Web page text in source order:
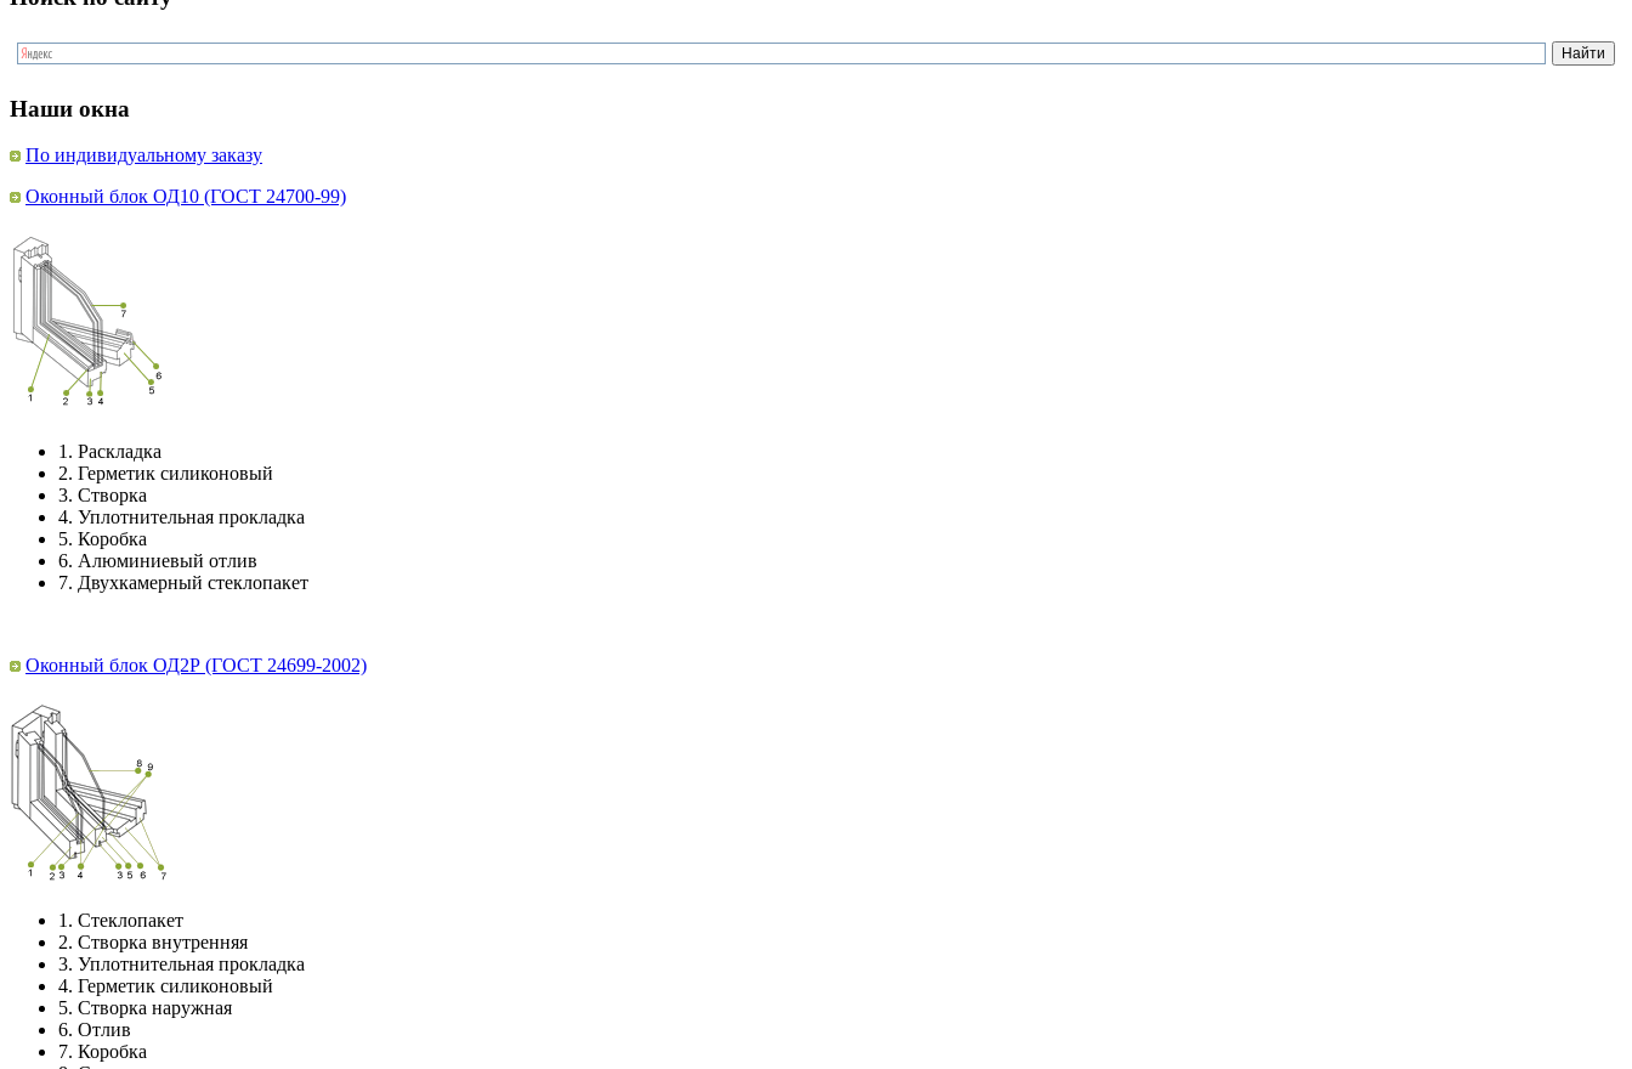
Наши окна
По индивидуальному заказу
Оконный блок ОД10 (ГОСТ 24700-99)
1. Раскладка
2. Герметик силиконовый
3. Створка
4. Уплотнительная прокладка
5. Коробка
6. Алюминиевый отлив
7. Двухкамерный стеклопакет
Оконный блок ОД2Р (ГОСТ 24699-2002)
1. Стеклопакет
2. Створка внутренняя
3. Уплотнительная прокладка
4. Герметик силиконовый
5. Створка наружная
6. Отлив
7. Коробка